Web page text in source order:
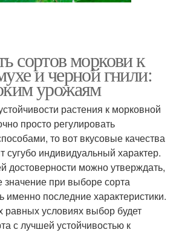
сортов моркови к
и черной гнили:
урожаям
растения к морковной
просто регулировать
то вот вкусовые качества
сугубо индивидуальный характер.
достоверности можно утверждать,
значение при выборе сорта
именно последние характеристики.
равных условиях выбор будет
с лучшей устойчивостью к